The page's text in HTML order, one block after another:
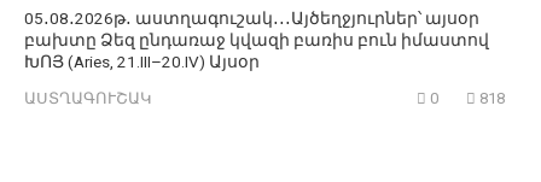
05․08․2026թ․ աստղագուշակ․․․Այծեղջյուրներ՝ այսօր
բախտը Ձեզ ընդառաջ կվազի բառիս բուն իմաստով
ԽՈՅ (Aries, 21.III–20.IV) Այսօր
ԱՍՏՂԱԳՈՒՇԱԿ 0 818